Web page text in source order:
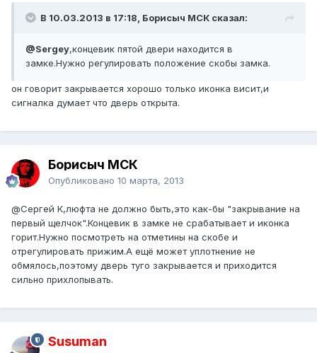
В 10.03.2013 в 17:18, Борисыч МСК сказал:
@Sergey,концевик пятой двери находится в
замке.Нужно регулировать положение скобы замка.
он говорит закрывается хорошо только иконка висит,и
сигналка думает что дверь открыта.
Борисыч МСК
Опубликовано 10 марта, 2013
@Сергей К,люфта не должно быть,это как-бы "закрывание на
первый щелчок".Концевик в замке не срабатывает и иконка
горит.Нужно посмотреть на отметины на скобе и
отрегулировать прижим.А ещё может уплотнение не
обмялось,поэтому дверь туго закрывается и приходится
сильно прихлопывать.
Susuman